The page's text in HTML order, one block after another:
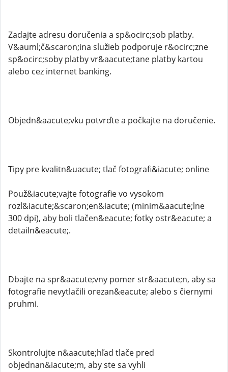
Zadajte adresu doručenia a sp&ocirc;sob platby.
V&auml;č&scaron;ina služieb podporuje r&ocirc;zne
sp&ocirc;soby platby vr&aacute;tane platby kartou
alebo cez internet banking.
Objedn&aacute;vku potvrďte a počkajte na doručenie.
Tipy pre kvalitn&uacute; tlač fotografi&iacute; online
Použ&iacute;vajte fotografie vo vysokom
rozl&iacute;&scaron;en&iacute; (minim&aacute;lne
300 dpi), aby boli tlačen&eacute; fotky ostr&eacute; a
detailn&eacute;.
Dbajte na spr&aacute;vny pomer str&aacute;n, aby sa
fotografie nevytlačili orezan&eacute; alebo s čiernymi
pruhmi.
Skontrolujte n&aacute;hľad tlače pred
objednan&iacute;m, aby ste sa vyhli